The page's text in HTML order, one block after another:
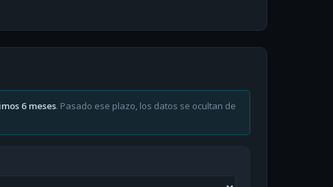
6 meses. Pasado ese plazo, los datos se ocultan de